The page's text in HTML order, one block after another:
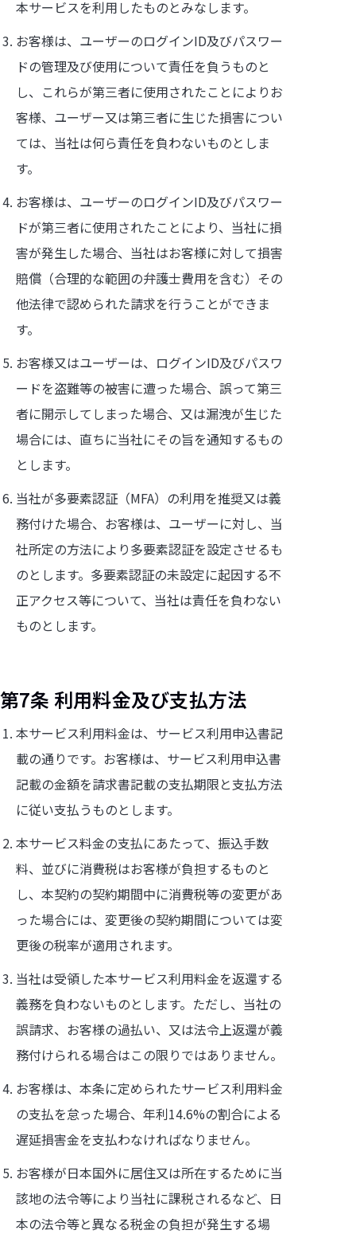
本サービスを利用したものとみなします。
お客様は、ユーザーのログインID及びパスワー
ドの管理及び使用について責任を負うものと
し、これらが第三者に使用されたことによりお
客様、ユーザー又は第三者に生じた損害につい
ては、当社は何ら責任を負わないものとしま
す。
お客様は、ユーザーのログインID及びパスワー
ドが第三者に使用されたことにより、当社に損
害が発生した場合、当社はお客様に対して損害
賠償（合理的な範囲の弁護士費用を含む）その
他法律で認められた請求を行うことができま
す。
お客様又はユーザーは、ログインID及びパスワ
ードを盗難等の被害に遭った場合、誤って第三
者に開示してしまった場合、又は漏洩が生じた
場合には、直ちに当社にその旨を通知するもの
とします。
当社が多要素認証（MFA）の利用を推奨又は義
務付けた場合、お客様は、ユーザーに対し、当
社所定の方法により多要素認証を設定させるも
のとします。多要素認証の未設定に起因する不
正アクセス等について、当社は責任を負わない
ものとします。
第7条 利用料金及び支払方法
本サービス利用料金は、サービス利用申込書記
載の通りです。お客様は、サービス利用申込書
記載の金額を請求書記載の支払期限と支払方法
に従い支払うものとします。
本サービス料金の支払にあたって、振込手数
料、並びに消費税はお客様が負担するものと
し、本契約の契約期間中に消費税等の変更があ
った場合には、変更後の契約期間については変
更後の税率が適用されます。
当社は受領した本サービス利用料金を返還する
義務を負わないものとします。ただし、当社の
誤請求、お客様の過払い、又は法令上返還が義
務付けられる場合はこの限りではありません。
お客様は、本条に定められたサービス利用料金
の支払を怠った場合、年利14.6%の割合による
遅延損害金を支払わなければなりません。
お客様が日本国外に居住又は所在するために当
該地の法令等により当社に課税されるなど、日
本の法令等と異なる税金の負担が発生する場